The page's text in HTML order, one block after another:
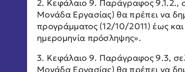
2. Κεφάλαιο 9. Παράγραφος 9.1.2.,
Μονάδα Εργασίας) θα πρέπει να
προγράμματος (12/10/2011) έως και
ημερομηνία πρόσληψης».
3. Κεφάλαιο 9. Παράγραφος 9.3,
Μονάδα Εργασίας) θα πρέπει να